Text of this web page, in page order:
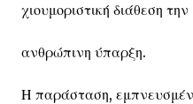
χιουμοριστική διάθεση την
ανθρώπινη ύπαρξη.
Η παράσταση,